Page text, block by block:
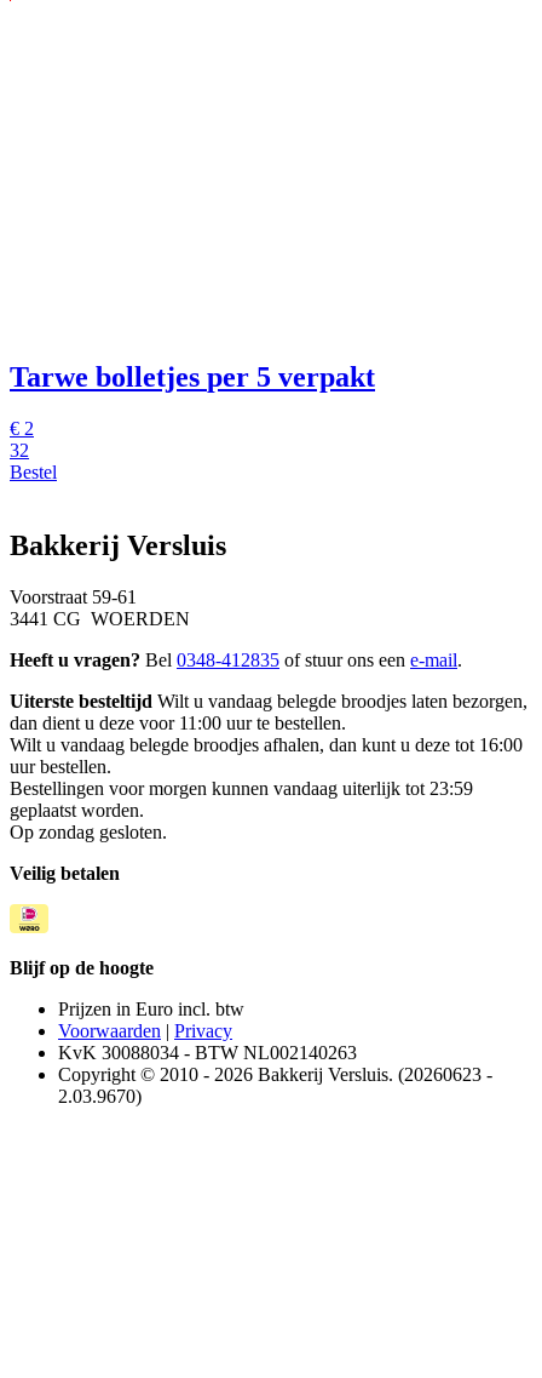
Tarwe bolletjes per 5 verpakt
€ 2
32
Bestel
Bakkerij Versluis
Voorstraat 59-61
3441 CG WOERDEN
Heeft u vragen? Bel 0348-412835 of stuur ons een e-mail.
Uiterste besteltijd Wilt u vandaag belegde broodjes laten bezorgen,
dan dient u deze voor 11:00 uur te bestellen.
Wilt u vandaag belegde broodjes afhalen, dan kunt u deze tot 16:00
uur bestellen.
Bestellingen voor morgen kunnen vandaag uiterlijk tot 23:59
geplaatst worden.
Op zondag gesloten.
Veilig betalen
Blijf op de hoogte
Prijzen in Euro incl. btw
Voorwaarden | Privacy
KvK 30088034 - BTW NL002140263
Copyright © 2010 - 2026 Bakkerij Versluis. (20260623 -
2.03.9670)